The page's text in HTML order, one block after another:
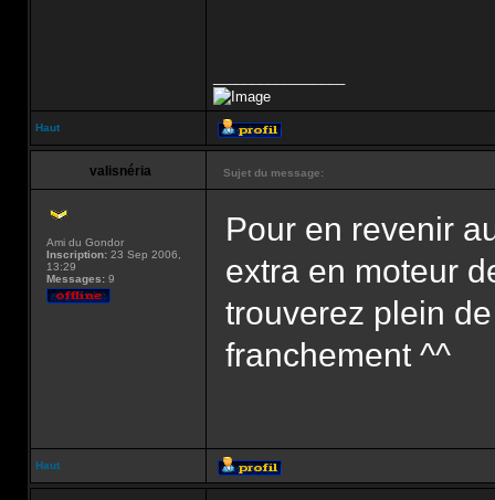
Haut
valisnéria Sujet du message:
Ami du Gondor
Inscription: 23 Sep 2006,
13:29
Messages: 9
Pour en revenir
extra en moteur
trouverez plein
franchement ^^
Haut